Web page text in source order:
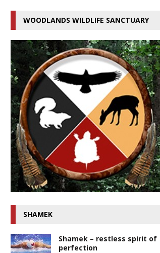
WOODLANDS WILDLIFE SANCTUARY
SHAMEK
Shamek – restless spirit of
perfection